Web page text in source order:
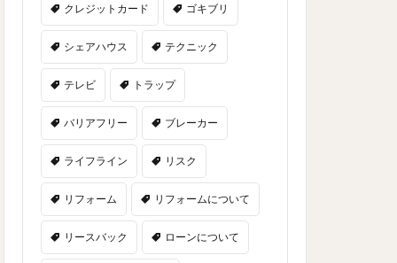
クレジットカード ゴキブリ
シェアハウス テクニック
テレビ トラップ
バリアフリー ブレーカー
ライフライン リスク
リフォーム リフォームについて
リースバック ローンについて